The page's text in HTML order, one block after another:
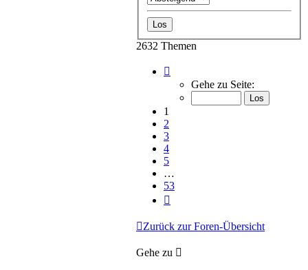
2632 Themen
von
Gehe zu Seite:
1
2
3
4
5
…
53
Zurück zur Foren-Übersicht
Gehe zu